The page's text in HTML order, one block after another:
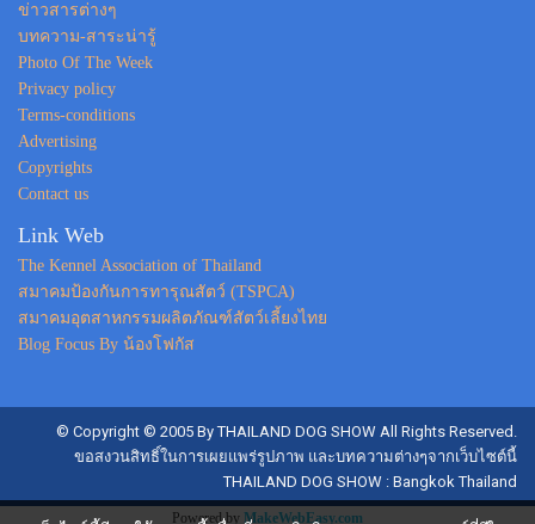
ข่าวสารต่างๆ
บทความ-สาระน่ารู้
Photo Of The Week
Privacy policy
Terms-conditions
Advertising
Copyrights
Contact us
Link Web
The Kennel Association of Thailand
สมาคมป้องกันการทารุณสัตว์ (TSPCA)
สมาคมอุตสาหกรรมผลิตภัณฑ์สัตว์เลี้ยงไทย
Blog Focus By น้องโฟกัส
© Copyright © 2005 By THAILAND DOG SHOW All Rights Reserved.
ขอสงวนสิทธิ์ในการเผยแพร่รูปภาพ และบทความต่างๆจากเว็บไซต์นี้
THAILAND DOG SHOW : Bangkok Thailand
Powered by MakeWebEasy.com